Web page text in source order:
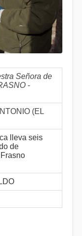
Señora de
-
(EL
lleva seis
de